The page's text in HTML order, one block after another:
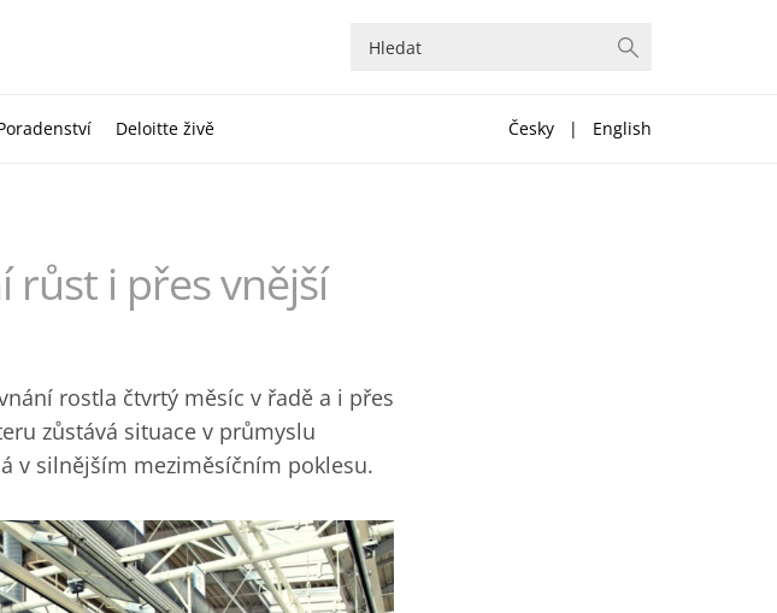
Deloitte živě Česky | English
růst i přes vnější
rostla čtvrtý měsíc v řadě a i přes
zůstává situace v průmyslu
v silnějším meziměsíčním poklesu.